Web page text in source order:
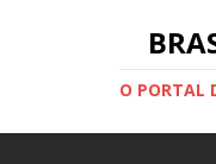
O PORTAL